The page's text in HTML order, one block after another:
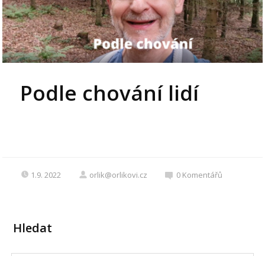
Podle chování lidí
1.9. 2022 orlik@orlikovi.cz 0 Komentářů
Hledat